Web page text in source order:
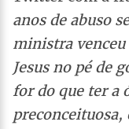
anos de abuso
ministra venceu
Jesus no pé de
for do que ter a
preconceituosa,